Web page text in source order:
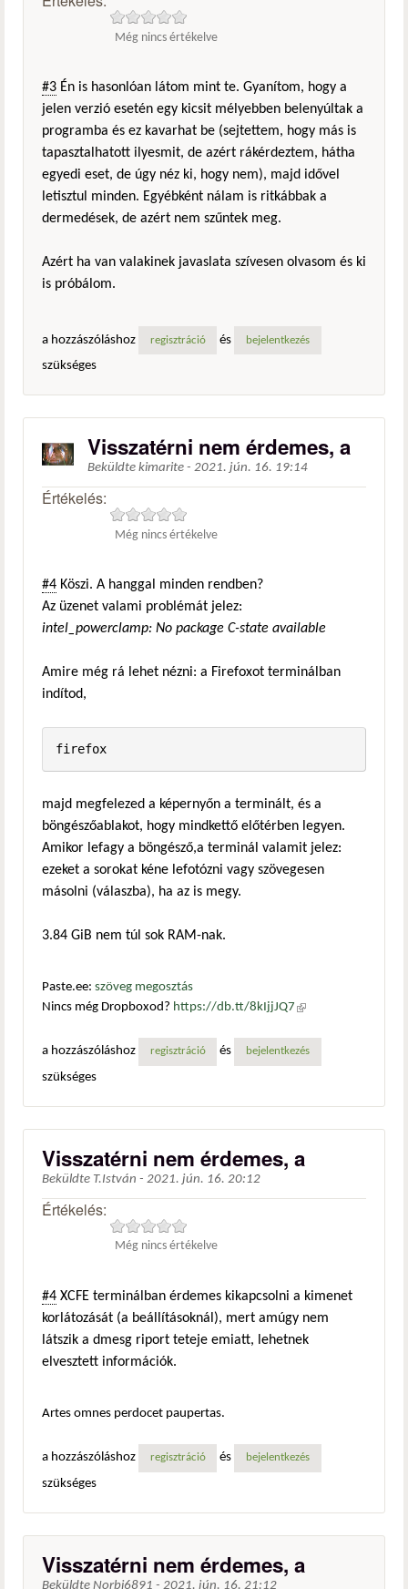
Még nincs értékelve
#3 Én is hasonlóan látom mint te. Gyanítom, hogy a
jelen verzió esetén egy kicsit mélyebben belenyúltak a
programba és ez kavarhat be (sejtettem, hogy más is
tapasztalhatott ilyesmit, de azért rákérdeztem, hátha
egyedi eset, de úgy néz ki, hogy nem), majd idővel
letisztul minden. Egyébként nálam is ritkábbak a
dermedések, de azért nem szűntek meg.
Azért ha van valakinek javaslata szívesen olvasom és ki
is próbálom.
a hozzászóláshoz regisztráció és bejelentkezés
szükséges
Visszatérni nem érdemes, a
Beküldte kimarite - 2021. jún. 16. 19:14
Értékelés:
Még nincs értékelve
#4 Köszi. A hanggal minden rendben?
Az üzenet valami problémát jelez:
intel_powerclamp: No package C-state available
Amire még rá lehet nézni: a Firefoxot terminálban
indítod,
firefox
majd megfelezed a képernyőn a terminált, és a
böngészőablakot, hogy mindkettő előtérben legyen.
Amikor lefagy a böngésző,a terminál valamit jelez:
ezeket a sorokat kéne lefotózni vagy szövegesen
másolni (válaszba), ha az is megy.
3.84 GiB nem túl sok RAM-nak.
Paste.ee: szöveg megosztás
Nincs még Dropboxod? https://db.tt/8kIjjJQ7 (külső
a hozzászóláshoz
regisztráció és bejelentkezés
szükséges
Visszatérni nem érdemes, a
Beküldte T.István - 2021. jún. 16. 20:12
Értékelés:
Még nincs értékelve
#4 XCFE terminálban érdemes kikapcsolni a kimenet
korlátozását (a beállításoknál), mert amúgy nem
látszik a dmesg riport teteje emiatt, lehetnek
elvesztett információk.
Artes omnes perdocet paupertas.
a hozzászóláshoz regisztráció és bejelentkezés
szükséges
Visszatérni nem érdemes, a
Beküldte Norbi6891 - 2021. jún. 16. 21:12